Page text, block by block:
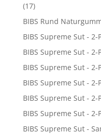
(17)
BIBS Rund
BIBS Supreme Sut - 2-
BIBS Supreme Sut -
BIBS Supreme Sut -
BIBS Supreme Sut - 2-
BIBS Supreme Sut -
BIBS Supreme Sut -
BIBS Supreme Sut -